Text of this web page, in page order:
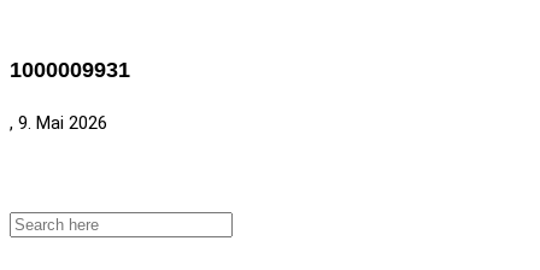
1000009931
, 9. Mai 2026